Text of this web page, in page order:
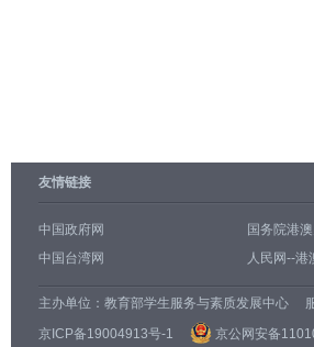
友情链接
中国政府网 国务院港
中国台湾网
人民网--港
主办单位： 教育部学生服务与素质发展中心 服
京ICP备19004913号-1
京公网安备